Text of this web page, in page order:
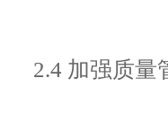
2.4 加强质量